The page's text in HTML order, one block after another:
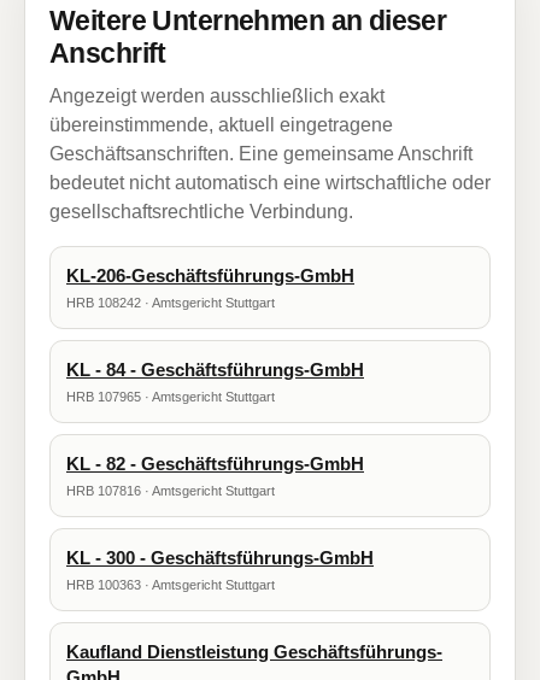
Weitere Unternehmen an dieser
Anschrift
Angezeigt werden ausschließlich exakt
übereinstimmende, aktuell eingetragene
Geschäftsanschriften. Eine gemeinsame Anschrift
bedeutet nicht automatisch eine wirtschaftliche oder
gesellschaftsrechtliche Verbindung.
KL-206-Geschäftsführungs-GmbH
HRB 108242 · Amtsgericht Stuttgart
KL - 84 - Geschäftsführungs-GmbH
HRB 107965 · Amtsgericht Stuttgart
KL - 82 - Geschäftsführungs-GmbH
HRB 107816 · Amtsgericht Stuttgart
KL - 300 - Geschäftsführungs-GmbH
HRB 100363 · Amtsgericht Stuttgart
Kaufland Dienstleistung Geschäftsführungs-